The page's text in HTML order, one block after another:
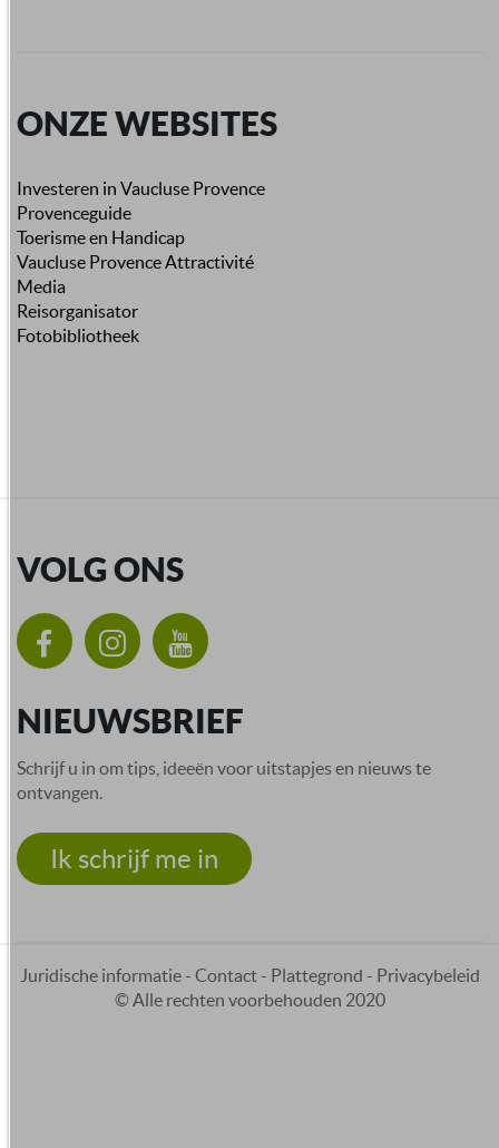
ONZE WEBSITES
Investeren in Vaucluse Provence
Provenceguide
Toerisme en Handicap
Vaucluse Provence Attractivité
Media
Reisorganisator
Fotobibliotheek
VOLG ONS
NIEUWSBRIEF
Schrijf u in om tips, ideeën voor uitstapjes en nieuws te
ontvangen.
Ik schrijf me in
Juridische informatie - Contact - Plattegrond - Privacybeleid
© Alle rechten voorbehouden 2020